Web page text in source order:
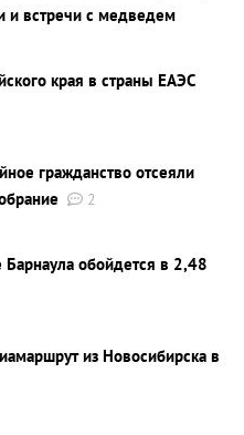
и встречи с медведем
края в страны ЕАЭС
гражданство отсеяли
2
обойдется в 2,48
из Новосибирска в